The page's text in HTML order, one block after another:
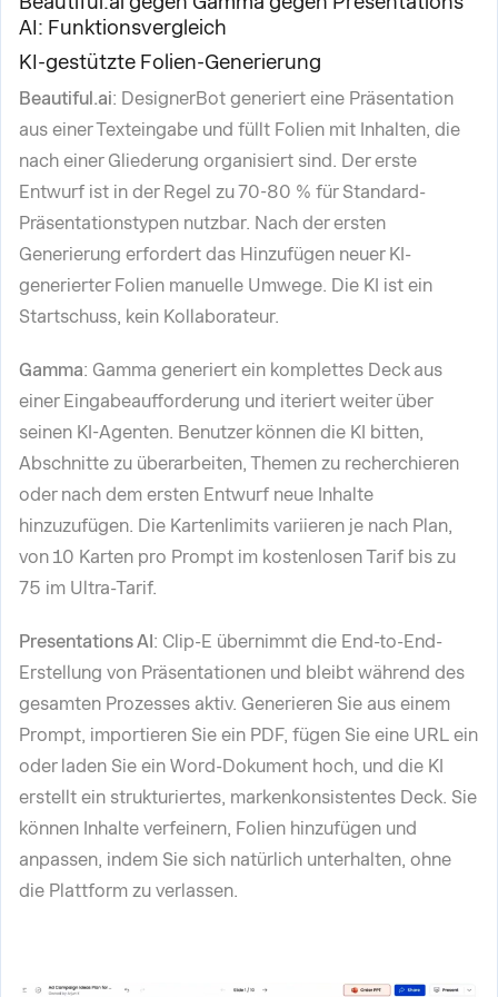
AI: Funktionsvergleich
KI-gestützte Folien-Generierung
Beautiful.ai: DesignerBot generiert eine Präsentation
aus einer Texteingabe und füllt Folien mit Inhalten, die
nach einer Gliederung organisiert sind. Der erste
Entwurf ist in der Regel zu 70-80 % für Standard-
Präsentationstypen nutzbar. Nach der ersten
Generierung erfordert das Hinzufügen neuer KI-
generierter Folien manuelle Umwege. Die KI ist ein
Startschuss, kein Kollaborateur.
Gamma: Gamma generiert ein komplettes Deck aus
einer Eingabeaufforderung und iteriert weiter über
seinen KI-Agenten. Benutzer können die KI bitten,
Abschnitte zu überarbeiten, Themen zu recherchieren
oder nach dem ersten Entwurf neue Inhalte
hinzuzufügen. Die Kartenlimits variieren je nach Plan,
von 10 Karten pro Prompt im kostenlosen Tarif bis zu
75 im Ultra-Tarif.
Presentations AI: Clip-E übernimmt die End-to-End-
Erstellung von Präsentationen und bleibt während des
gesamten Prozesses aktiv. Generieren Sie aus einem
Prompt, importieren Sie ein PDF, fügen Sie eine URL ein
oder laden Sie ein Word-Dokument hoch, und die KI
erstellt ein strukturiertes, markenkonsistentes Deck. Sie
können Inhalte verfeinern, Folien hinzufügen und
anpassen, indem Sie sich natürlich unterhalten, ohne
die Plattform zu verlassen.